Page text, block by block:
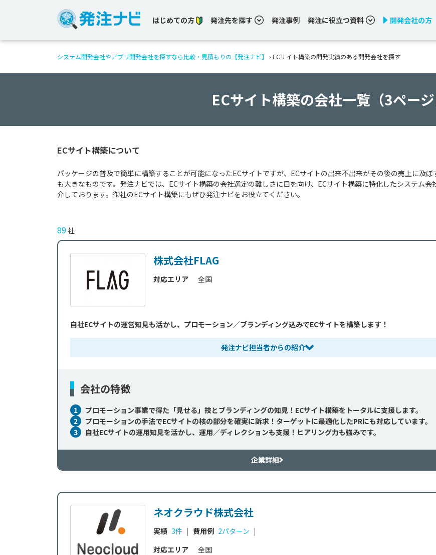
はじめての方 発注先を探す 発注事例 発注に役立つ資料 開発会社の方
システム開発会社やアプリ開発会社を探すなら比較・見積もりの【発注ナビ】 › ECサイト構築の開発実績のある開発会社を探す
ECサイト構築の会社一覧（3ページ
ECサイト構築について
パッケージの普及で簡単に構築することが可能になったECサイトですが、ECサイトの出来不出来がその後の売上に及ぼ
も大きなものです。発注ナビでは、ECサイト構築の会社選定の難しさに目を向け、ECサイト構築に特化したシステム会
介しております。御社のECサイト構築にもぜひ発注ナビをお役立てください。
89社
株式会社FLAG
対応エリア 全国
自社ECサイトの運営知見も活かし、プロモーション／ブランディング込みでECサイトを構築します！
発注ナビ担当者からの紹介
会社の特徴
1
プロモーション事業で得た「見せる」技とブランディングの知見！ECサイト構築をトータルに支援します。
2
プロモーションの手法でECサイトの核の部分を確実に訴求！ターゲットに最適化したPRにも対応しています。
3
自社ECサイトの運用知見を活かし、運用／ディレクションも支援！ヒアリング力も強みです。
企業詳細
ネオクラウド株式会社
実績 3件 | 費用例 2パターン |
対応エリア
全国